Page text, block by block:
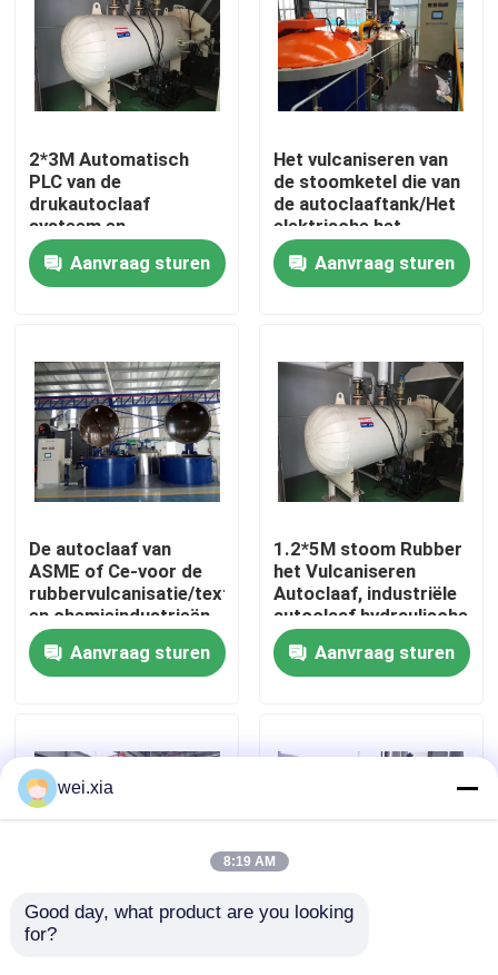
Producten
Video's
Over ons
Fabriekstocht
Kwaliteitscontrole
Neem contact met ons op
Nieuws
2*3M Automatisch
PLC van de
drukautoclaaf
systeem en
cilindrische en enige
het glasautoclaaf van
de trommelstructuur
Aanvraag sturen
Het vulcaniseren van
de stoomketel die van
de autoclaaftank/Het
elektrische het
verwarmen directe en
indirecte stoom
verwarmen verwarmen
Aanvraag sturen
De autoclaaf van
ASME of Ce-voor de
rubbervulcanisatie/textiel/kabel
en chemieindustrieën
Aanvraag sturen
1.2*5M stoom Rubber
het Vulcaniseren
Autoclaaf, industriële
autoclaaf hydraulische
druk
Aanvraag sturen
Rubber het
wei.xia
8:19 AM
Good day, what product are you looking
for?